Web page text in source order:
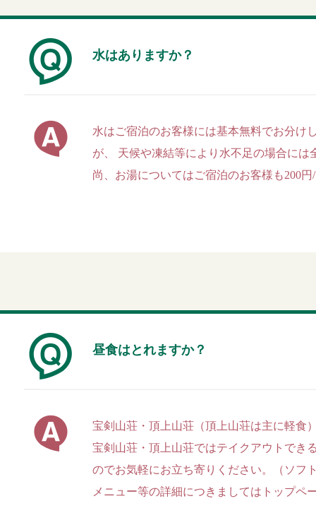
水はありますか？
水はご宿泊のお客様には基本無料でお分け
が、 天候や凍結等により水不足の場合に
尚、お湯についてはご宿泊のお客様も200
昼食はとれますか？
宝剣山荘・頂上山荘（頂上山荘は主に軽食
宝剣山荘・頂上山荘ではテイクアウトでき
のでお気軽にお立ち寄りください。（ソフ
メニュー等の詳細につきましてはトップペ